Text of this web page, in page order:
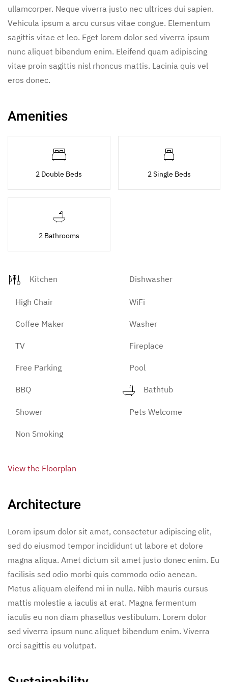
ullamcorper. Neque viverra justo nec ultrices dui sapien.
Vehicula ipsum a arcu cursus vitae congue. Elementum
sagittis vitae et leo. Eget lorem dolor sed viverra ipsum
nunc aliquet bibendum enim. Eleifend quam adipiscing
vitae proin sagittis nisl rhoncus mattis. Lacinia quis vel
eros donec.
Amenities
2 Double Beds 2 Single Beds
2 Bathrooms
Kitchen Dishwasher
High Chair WiFi
Coffee Maker Washer
TV Fireplace
Free Parking Pool
BBQ Bathtub
Shower Pets Welcome
Non Smoking
View the Floorplan
Architecture
Lorem ipsum dolor sit amet, consectetur adipiscing elit,
sed do eiusmod tempor incididunt ut labore et dolore
magna aliqua. Amet dictum sit amet justo donec enim. Eu
facilisis sed odio morbi quis commodo odio aenean.
Metus aliquam eleifend mi in nulla. Nibh mauris cursus
mattis molestie a iaculis at erat. Magna fermentum
iaculis eu non diam phasellus vestibulum. Lorem dolor
sed viverra ipsum nunc aliquet bibendum enim. Viverra
orci sagittis eu volutpat.